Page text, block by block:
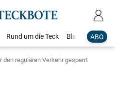
ABO
Rund um die Teck Blaulicht
regulären Verkehr gesperrt